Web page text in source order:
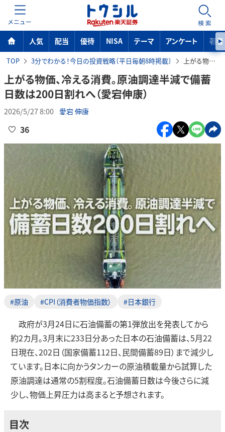
MENU 検索
人気 配当 優待 NISA テーマ アンケート 著者
TOP 3分でわかる！今日の投資戦略〔平日毎朝8時掲載〕 上がる物価、冷える消費。原油調達半減で備蓄日数は200日割れへ（愛宕伸康）
上がる物価、冷える消費。原油調達半減で備蓄
日数は200日割れへ（愛宕伸康）
2026/5/27 8:00 愛宕 伸康
36
#原油 #CPI（消費者物価指数） #日本銀行
政府が3月24日に石油備蓄の第1弾放出を発表してから
約2カ月。3月末に233日分あった日本の石油備蓄は、5月22
日現在、202日（国家備蓄112日、民間備蓄89日）まで減少し
ています。日本に向かうタンカーの原油積載量から試算した
原油調達は通常の5割程度。石油備蓄日数は今後さらに減
少し、物価上昇圧力は高まると予想されます。
目次